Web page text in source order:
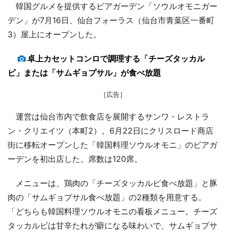
韓国グルメを提供するビアガーデン「ソウルオモニガー
デン」が7月16日、仙台フォーラス（仙台市青葉区一番町
3）屋上にオープンした。
卓上カセットコンロで調理する「チーズタッカル
ビ」または「サムギョプサル」が食べ放題
［広告］
運営は仙台市内で飲食店を展開するサンワ・レストラ
ン・クリエイツ（本町2）。6月22日にクリスロード商店
街に移転オープンした「韓国料理ソウルオモニ」のビアガ
ーデンを初出店した。席数は120席。
メニューは、鶏肉の「チーズタッカルビ食べ放題」と豚
肉の「サムギョプサル食べ放題」の2種類を用意する。
「どちらも韓国料理ソウルオモニの看板メニュー。チーズ
タッカルビは甘辛たれが癖になる味わいで、サムギョプサ